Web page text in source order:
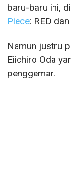
baru-baru ini,
Piece: RED
Namun justru
Eiichiro Oda
penggemar.